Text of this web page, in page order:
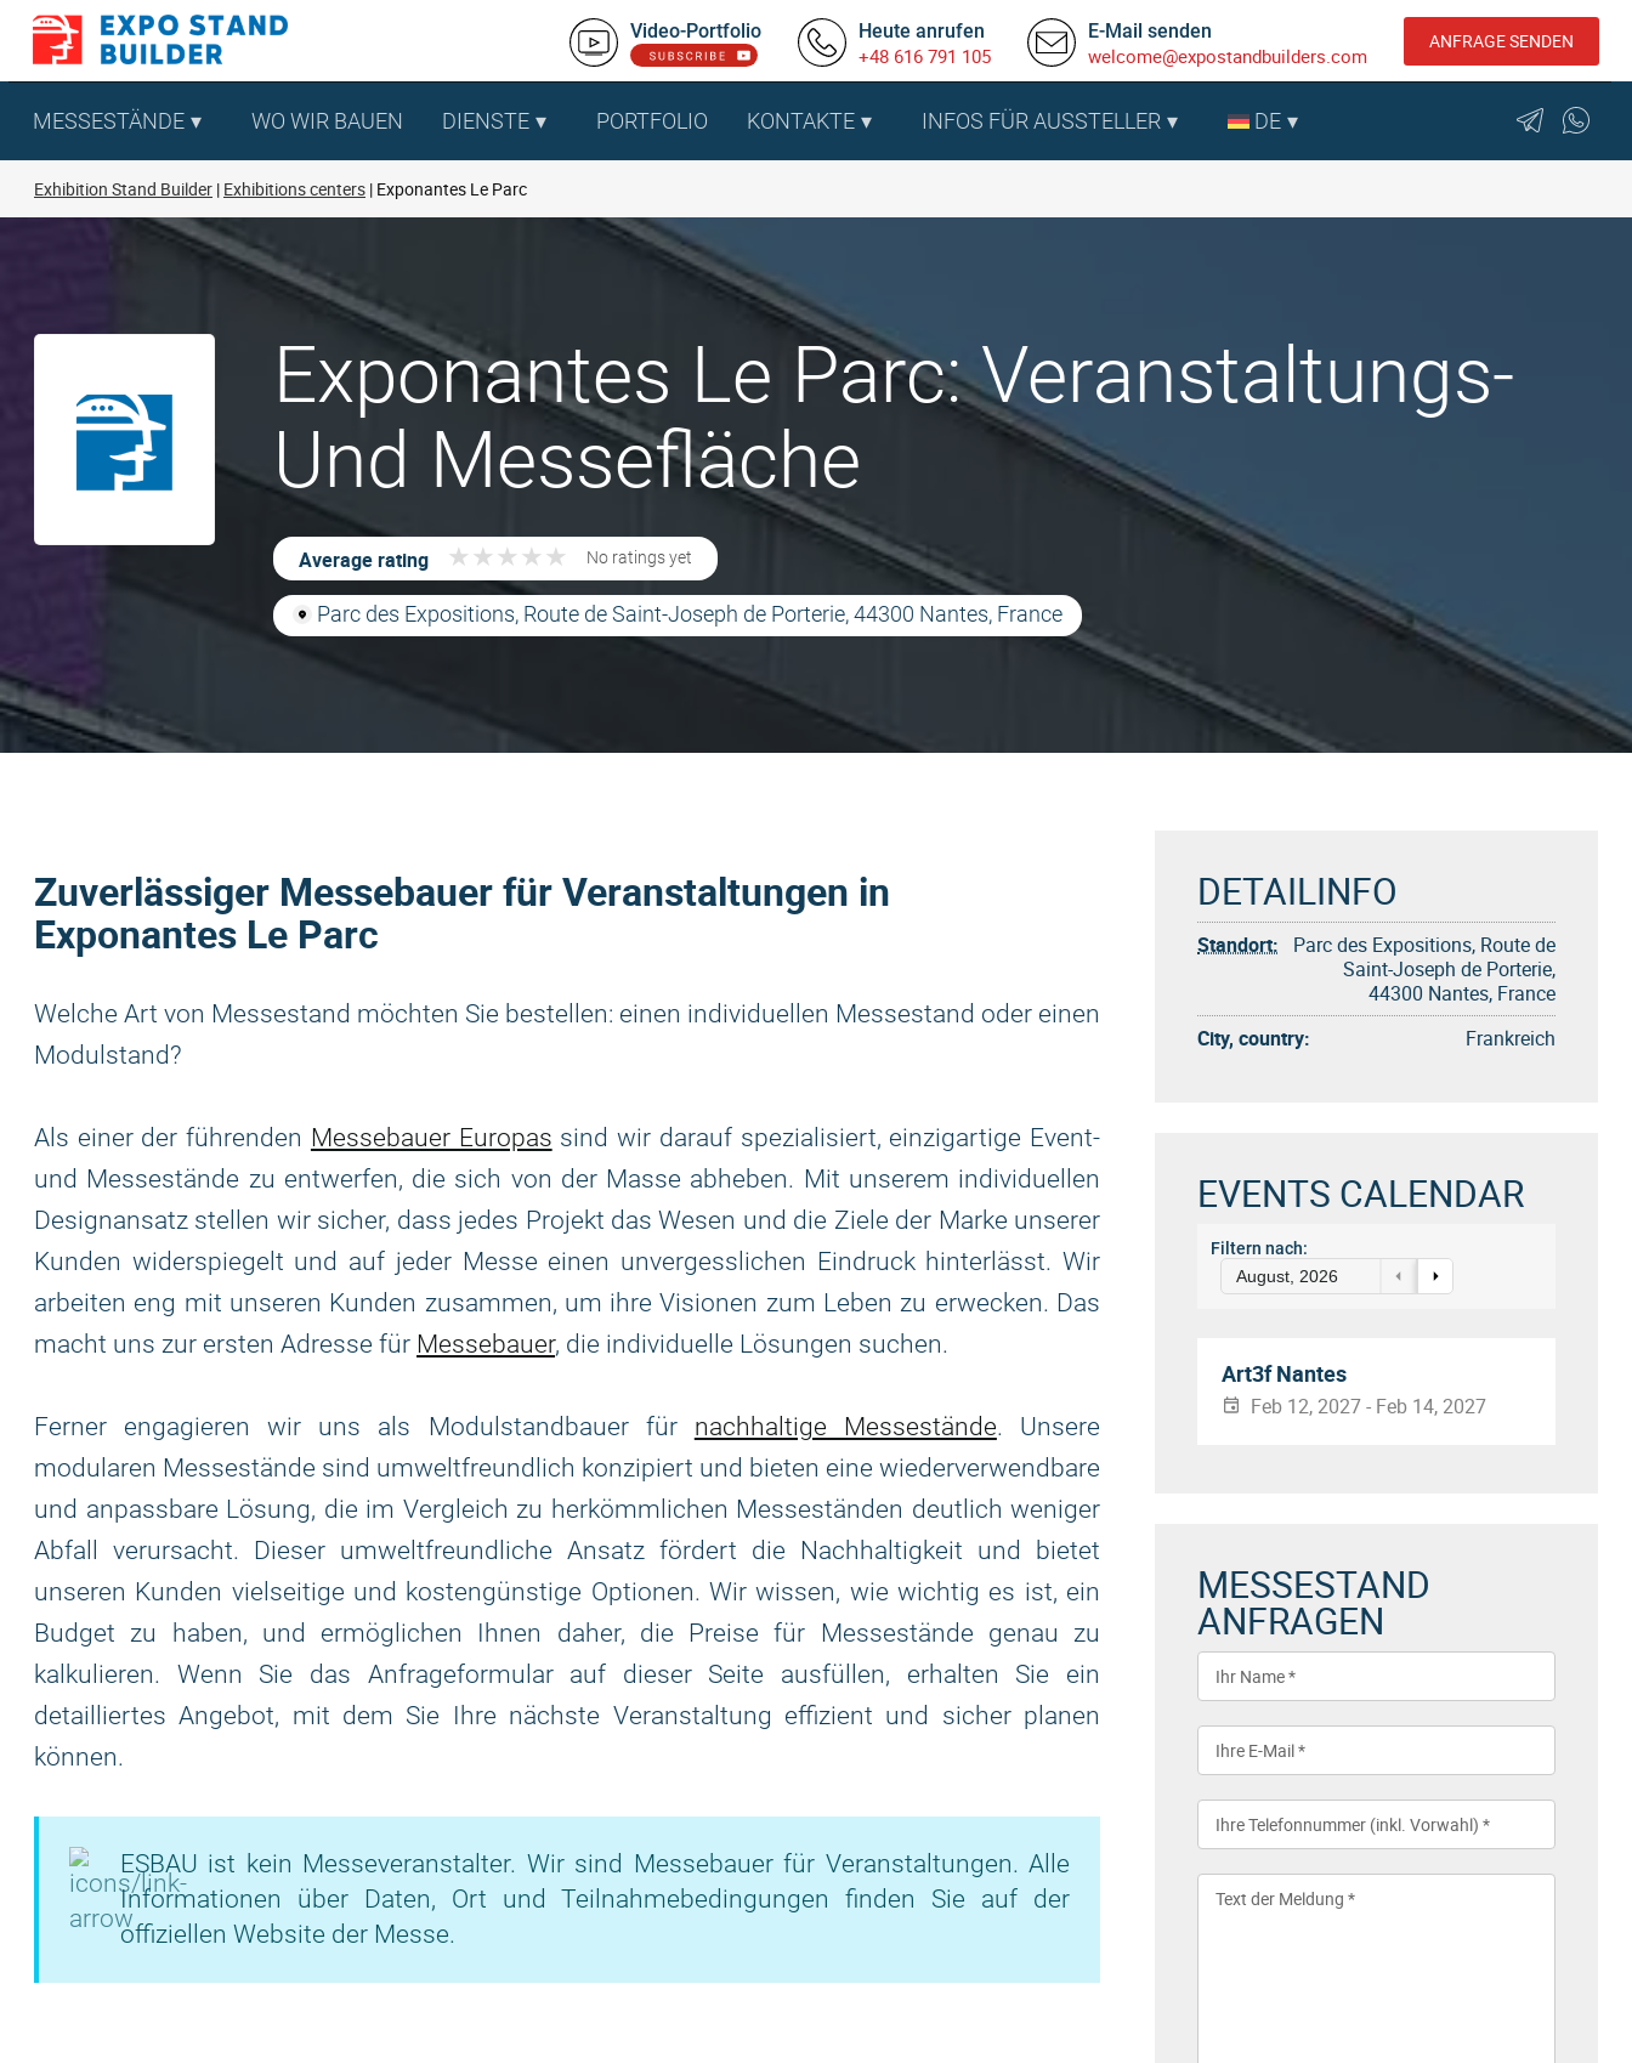
Zum
springen
Video-Portfolio Heute anrufen
+48 616 791 105
E-Mail senden
welcome@expostandbuilders.com
ANFRAGE SENDEN
MESSESTÄNDE WO WIR BAUEN DIENSTE PORTFOLIO KONTAKTE INFOS FÜR AUSSTELLER DE
Exhibition Stand Builder Exhibitions centers Exponantes Le Parc
Exponantes Le Parc: Veranstaltungs-
Und Messefläche
Average rating ★ ★ ★ ★ ★
★ ★ ★ ★ ★ No ratings yet
Parc des Expositions, Route de Saint-Joseph de Porterie, 44300 Nantes, France
Zuverlässiger Messebauer für Veranstaltungen in
Exponantes Le Parc
Welche Art von Messestand möchten Sie bestellen: einen individuellen Messestand oder einen
Modulstand?
Als einer der führenden Messebauer Europas sind wir darauf spezialisiert, einzigartige Event-
und Messestände zu entwerfen, die sich von der Masse abheben. Mit unserem individuellen
Designansatz stellen wir sicher, dass jedes Projekt das Wesen und die Ziele der Marke unserer
Kunden widerspiegelt und auf jeder Messe einen unvergesslichen Eindruck hinterlässt. Wir
arbeiten eng mit unseren Kunden zusammen, um ihre Visionen zum Leben zu erwecken. Das
macht uns zur ersten Adresse für Messebauer, die individuelle Lösungen suchen.
Ferner engagieren wir uns als Modulstandbauer für nachhaltige Messestände. Unsere
modularen Messestände sind umweltfreundlich konzipiert und bieten eine wiederverwendbare
und anpassbare Lösung, die im Vergleich zu herkömmlichen Messeständen deutlich weniger
Abfall verursacht. Dieser umweltfreundliche Ansatz fördert die Nachhaltigkeit und bietet
unseren Kunden vielseitige und kostengünstige Optionen. Wir wissen, wie wichtig es ist, ein
Budget zu haben, und ermöglichen Ihnen daher, die Preise für Messestände genau zu
kalkulieren. Wenn Sie das Anfrageformular auf dieser Seite ausfüllen, erhalten Sie ein
detailliertes Angebot, mit dem Sie Ihre nächste Veranstaltung effizient und sicher planen
können.
ESBAU ist kein Messeveranstalter. Wir sind Messebauer für Veranstaltungen. Alle
Informationen über Daten, Ort und Teilnahmebedingungen finden Sie auf der
offiziellen Website der Messe.
DETAILINFO
Standort:
Parc des Expositions, Route de
Saint-Joseph de Porterie,
44300 Nantes, France
City, country:
Frankreich
EVENTS CALENDAR
Filtern nach:
August, 2026
Art3f Nantes
Feb 12, 2027 - Feb 14, 2027
MESSESTAND
ANFRAGEN